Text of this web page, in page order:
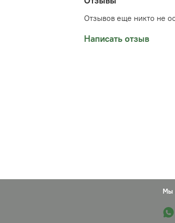
учитывайте, что
Отзывов еще никто не
Написать отзыв
Мы